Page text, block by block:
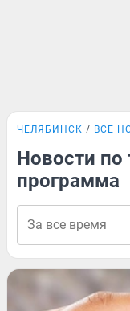
ЧЕЛЯБИНСК ВСЕ
Новости по
программа